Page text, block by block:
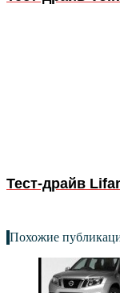
Тест-драйв
Похожие